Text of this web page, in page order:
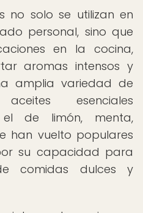
no solo se utilizan en
personal, sino que
en la cocina,
aromas intensos y
amplia variedad de
esenciales
el de limón, menta,
han vuelto populares
su capacidad para
comidas dulces y